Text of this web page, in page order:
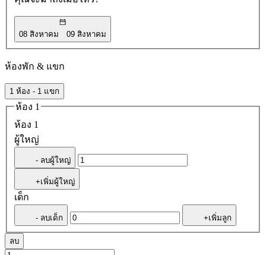
08 สิงหาคม 09 สิงหาคม
ห้องพัก & แขก
1 ห้อง - 1 แขก
ห้อง 1
ห้อง 1
ผู้ใหญ่
- ลบผู้ใหญ่
+เพิ่มผู้ใหญ่
เด็ก
- ลบเด็ก +เพิ่มลูก
ลบ